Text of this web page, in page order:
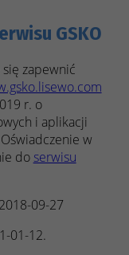
GSKO
zapewnić
r. o
i aplikacji
w
do serwisu
2018-09-27
01-12.